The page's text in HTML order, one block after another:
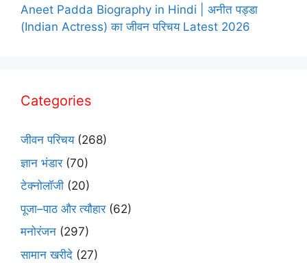
Aneet Padda Biography in Hindi | अनीत पड्डा
(Indian Actress) का जीवन परिचय Latest 2026
Categories
जीवन परिचय(268)
ज्ञान भंडार(70)
टेक्नोलॉजी (20)
पूजा–पाठ और त्यौहार(62)
मनोरंजन (297)
सामान खरीदे (27)